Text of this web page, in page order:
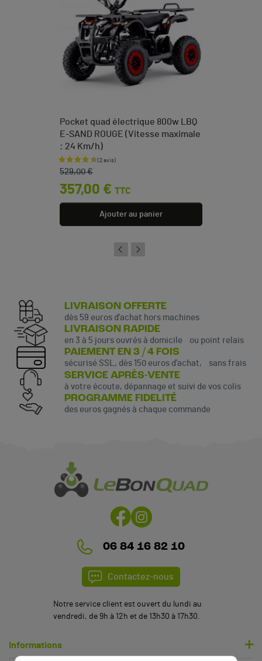
Pocket quad électrique 800w LBQ
E-SAND ROUGE (Vitesse maximale
: 24 Km/h)
Prix de base
529,00 €
Prix
357,00 € TTC
Ajouter au panier
LIVRAISON OFFERTE
dès 59 euros d’achat hors machines
LIVRAISON RAPIDE
en 3 à 5 jours ouvrés à domicile ou point relais
PAIEMENT EN 3 / 4 FOIS
sécurisé SSL, dès 150 euros d’achat, sans frais
SERVICE APRÈS-VENTE
à votre écoute, dépannage et suivi de vos colis
PROGRAMME FIDELITÉ
des euros gagnés à chaque commande
06 84 16 82 10
Contactez-nous
Notre service client est ouvert du lundi au
vendredi, de 9h à 12h et de 13h30 à 17h30.
Informations